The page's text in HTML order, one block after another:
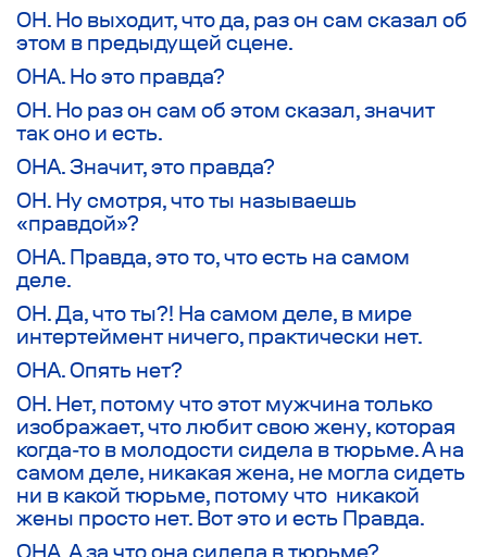
ОН. Но выходит, что да, раз он сам сказал об
этом в предыдущей сцене.
ОНА. Но это правда?
ОН. Но раз он сам об этом сказал, значит
так оно и есть.
ОНА. Значит, это правда?
ОН. Ну смотря, что ты называешь
«правдой»?
ОНА. Правда, это то, что есть на самом
деле.
ОН. Да, что ты?! На самом деле, в мире
интертеймент ничего, практически нет.
ОНА. Опять нет?
ОН. Нет, потому что этот мужчина только
изображает, что любит свою жену, которая
когда-то в молодости сидела в тюрьме. А на
самом деле, никакая жена, не могла сидеть
ни в какой тюрьме, потому что никакой
жены просто нет. Вот это и есть Правда.
ОНА. А за что она сидела в тюрьме?